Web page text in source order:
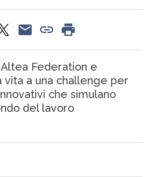
Federation e
vita a una challenge per
che simulano
del lavoro